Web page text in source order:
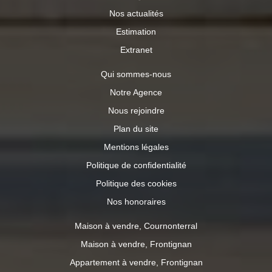
Nos actualités
Estimation
Extranet
Qui sommes-nous
Notre Agence
Nous rejoindre
Plan du site
Mentions légales
Politique de confidentialité
Politique des cookies
Nos honoraires
Maison à vendre, Cournonterral
Maison à vendre, Frontignan
Appartement à vendre, Frontignan